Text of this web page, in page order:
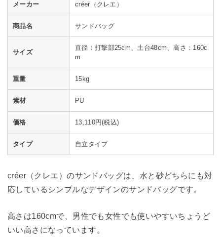
メーカー créer（クレエ）
商品名 サンドバッグ
サイズ
直径：打撃部25cm、土台48cm、高さ：160c
m
重量 15kg
素材 PU
価格 13,110円(税込)
タイプ 自立タイプ
créer（クレエ）のサンドバッグは、水と砂どちらにも対
応しているシンプルなデザインのサンドバッグです。
高さは160cmで、男性でも女性でも使いやすいちょうど
いい高さになっています。